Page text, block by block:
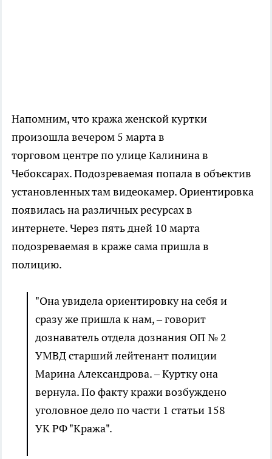
Напомним, что кража женской куртки
произошла вечером 5 марта в
торговом центре по улице Калинина в
Чебоксарах. Подозреваемая попала в объектив
установленных там видеокамер. Ориентировка
появилась на различных ресурсах в
интернете. Через пять дней 10 марта
подозреваемая в краже сама пришла в
полицию.
"Она увидела ориентировку на себя и
сразу же пришла к нам, – говорит
дознаватель отдела дознания ОП № 2
УМВД старший лейтенант полиции
Марина Александрова. – Куртку она
вернула. По факту кражи возбуждено
уголовное дело по части 1 статьи 158
УК РФ "Кража".